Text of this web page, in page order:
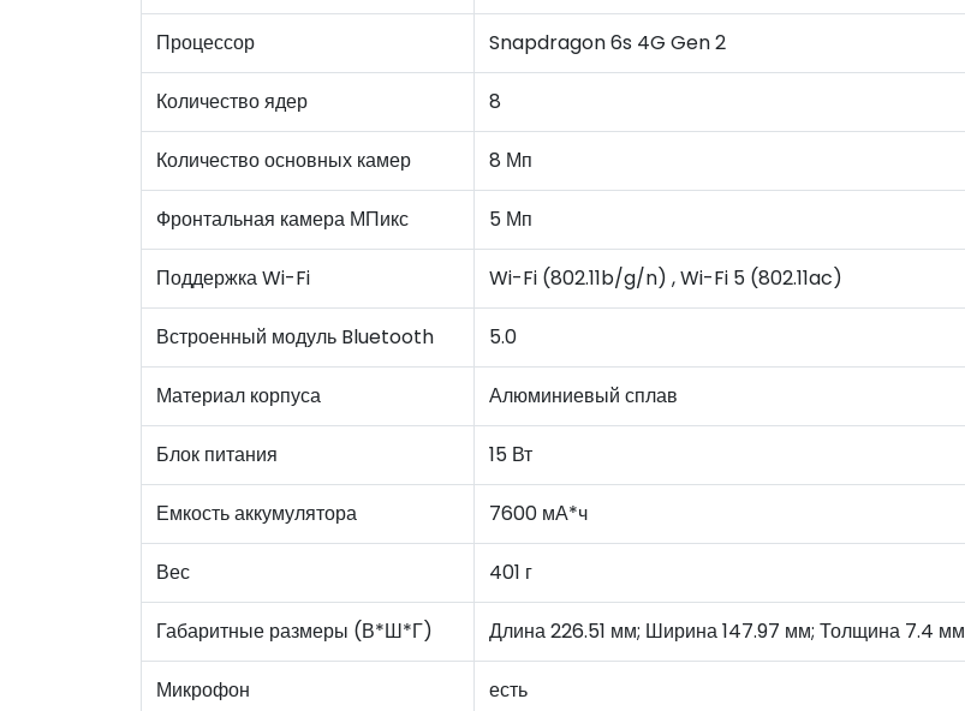
Процессор Snapdragon 6s 4G Gen 2
Количество ядер 8
Количество основных камер 8 Мп
Фронтальная камера МПикс 5 Мп
Поддержка Wi-Fi Wi-Fi (802.11b/g/n) , Wi-Fi 5 (802.11ac)
Встроенный модуль Bluetooth 5.0
Материал корпуса Алюминиевый сплав
Блок питания 15 Вт
Емкость аккумулятора 7600 мА*ч
Вес 401 г
Габаритные размеры (В*Ш*Г) Длина 226.51 мм; Ширина 147.97 мм; Толщина 7.4 мм
Микрофон есть